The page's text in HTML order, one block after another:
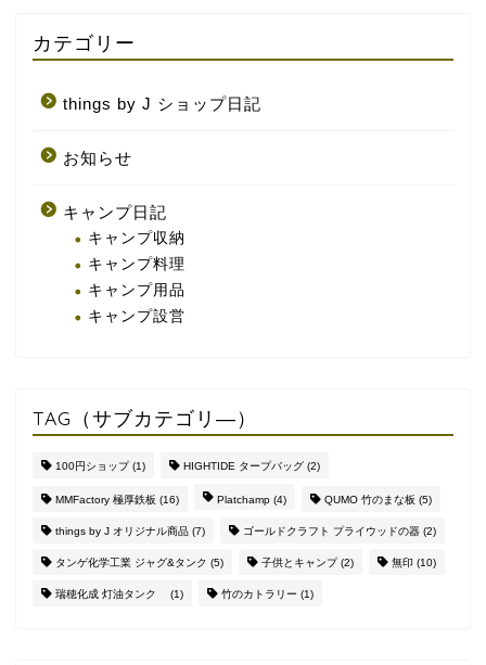
カテゴリー
things by J ショップ日記
お知らせ
キャンプ日記
キャンプ収納
キャンプ料理
キャンプ用品
キャンプ設営
TAG（サブカテゴリ―）
100円ショップ(1) HIGHTIDE タープバッグ (2)
MMFactory 極厚鉄板 (16) Platchamp (4) QUMO 竹のまな板 (5)
things by J オリジナル商品 (7) ゴールドクラフト プライウッドの器 (2)
タンゲ化学工業 ジャグ&タンク (5) 子供とキャンプ(2) 無印 (10)
瑞穂化成 灯油タンク (1) 竹のカトラリー (1)